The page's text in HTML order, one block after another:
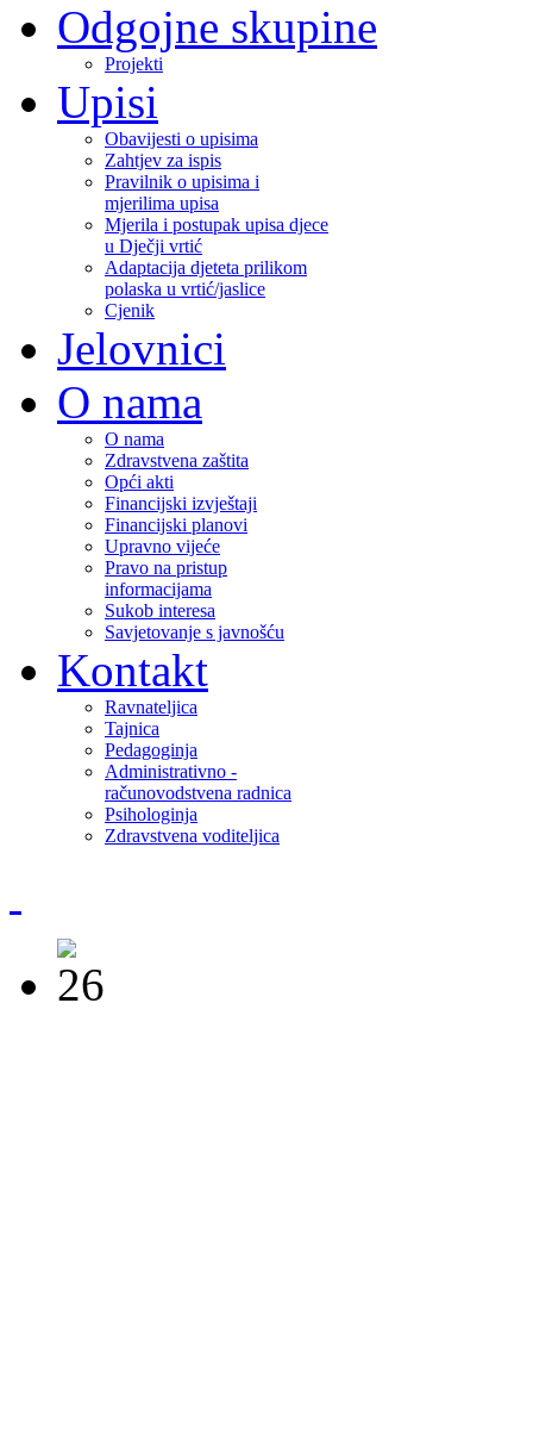
Odgojne skupine
Projekti
Upisi
Obavijesti o upisima
Zahtjev za ispis
Pravilnik o upisima i
mjerilima upisa
Mjerila i postupak upisa djece
u Dječji vrtić
Adaptacija djeteta prilikom
polaska u vrtić/jaslice
Cjenik
Jelovnici
O nama
O nama
Zdravstvena zaštita
Opći akti
Financijski izvještaji
Financijski planovi
Upravno vijeće
Pravo na pristup
informacijama
Sukob interesa
Savjetovanje s javnošću
Kontakt
Ravnateljica
Tajnica
Pedagoginja
Administrativno -
računovodstvena radnica
Psihologinja
Zdravstvena voditeljica